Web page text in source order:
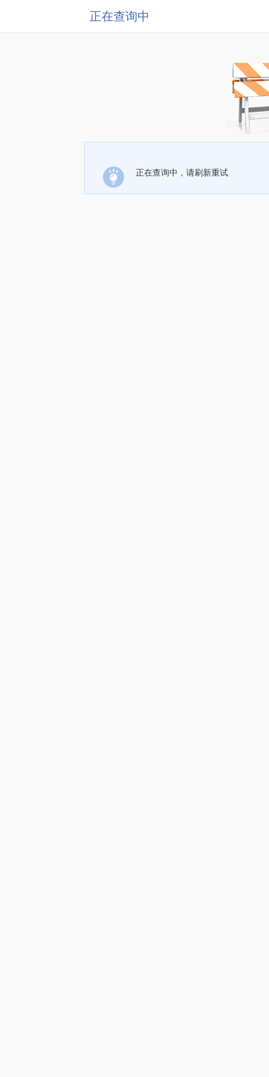
正在查询中
正在查询中，请刷新重试